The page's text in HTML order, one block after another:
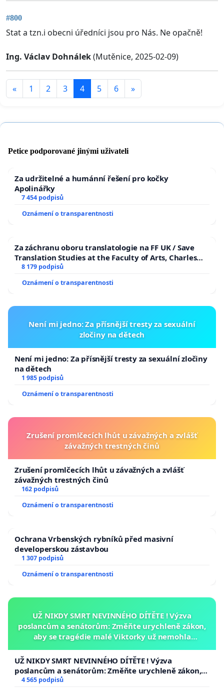
#800
Stat a tzn.i obecni úředníci jsou pro Nás. Ne opačně!
Ing. Václav Dohnálek(Mutěnice, 2025-02-09)
« 1 2 3 4 5 6 »
Petice podporované jinými uživateli
Za udržitelné a humánní řešení pro kočky
Apolinářky
7 454 podpisů
Oznámení o transparentnosti
Za záchranu oboru translatologie na FF UK / Save
Translation Studies at the Faculty of Arts, Charles
University
8 179 podpisů
Oznámení o transparentnosti
Není mi jedno: Za přísnější tresty za sexuální
zločiny na dětech
Není mi jedno: Za přísnější tresty za sexuální zločiny
na dětech
1 985 podpisů
Oznámení o transparentnosti
Zrušení promlčecích lhůt u závažných a zvlášť
závažných trestných činů
Zrušení promlčecích lhůt u závažných a zvlášť
závažných trestných činů
162 podpisů
Oznámení o transparentnosti
Ochrana Vrbenských rybníků před masivní
developerskou zástavbou
1 307 podpisů
Oznámení o transparentnosti
UŽ NIKDY SMRT NEVINNÉHO DÍTĚTE ! Výzva
poslancům a senátorům: Změňte urychleně zákon,
aby se tragédie malé Viktorky už nemohla
UŽ NIKDY SMRT NEVINNÉHO DÍTĚTE ! Výzva
poslancům a senátorům: Změňte urychleně zákon,
aby se tragédie malé Viktorky už nemohla opakovat!
4 565 podpisů